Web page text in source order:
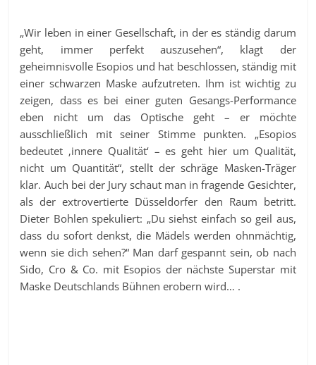
„Wir leben in einer Gesellschaft, in der es ständig darum
geht, immer perfekt auszusehen“, klagt der
geheimnisvolle Esopios und hat beschlossen, ständig mit
einer schwarzen Maske aufzutreten. Ihm ist wichtig zu
zeigen, dass es bei einer guten Gesangs-Performance
eben nicht um das Optische geht – er möchte
ausschließlich mit seiner Stimme punkten. „Esopios
bedeutet ‚innere Qualität‘ – es geht hier um Qualität,
nicht um Quantität“, stellt der schräge Masken-Träger
klar. Auch bei der Jury schaut man in fragende Gesichter,
als der extrovertierte Düsseldorfer den Raum betritt.
Dieter Bohlen spekuliert: „Du siehst einfach so geil aus,
dass du sofort denkst, die Mädels werden ohnmächtig,
wenn sie dich sehen?“ Man darf gespannt sein, ob nach
Sido, Cro & Co. mit Esopios der nächste Superstar mit
Maske Deutschlands Bühnen erobern wird… .